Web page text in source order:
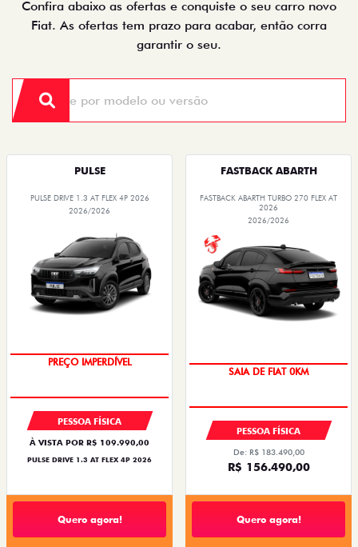
Confira abaixo as ofertas e conquiste o seu carro novo
Fiat. As ofertas tem prazo para acabar, então corra
garantir o seu.
PULSE
PULSE DRIVE 1.3 AT FLEX 4P 2026
2026/2026
PREÇO IMPERDÍVEL
PESSOA FÍSICA
À VISTA POR R$ 109.990,00
PULSE DRIVE 1.3 AT FLEX 4P 2026
Quero agora!
FASTBACK ABARTH
FASTBACK ABARTH TURBO 270 FLEX AT
2026
2026/2026
SAIA DE FIAT 0KM
PESSOA FÍSICA
De: R$ 183.490,00
R$ 156.490,00
Quero agora!